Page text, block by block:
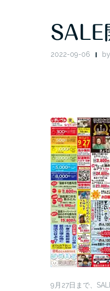
SALE
2022-09-06 by
9月27日まで、